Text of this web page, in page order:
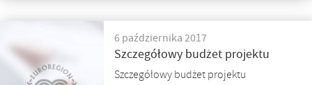
6 października 2017
Szczegółowy budżet projektu
Szczegółowy budżet projektu